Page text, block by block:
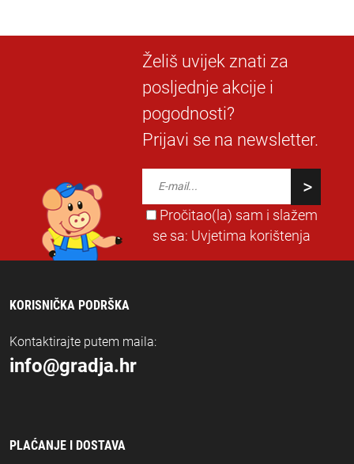
Želiš uvijek znati za
posljednje akcije i
pogodnosti?
Prijavi se na newsletter.
Pročitao(la) sam i slažem
se sa: Uvjetima korištenja
KORISNIČKA PODRŠKA
Kontaktirajte putem maila:
info@gradja.hr
PLAĆANJE I DOSTAVA